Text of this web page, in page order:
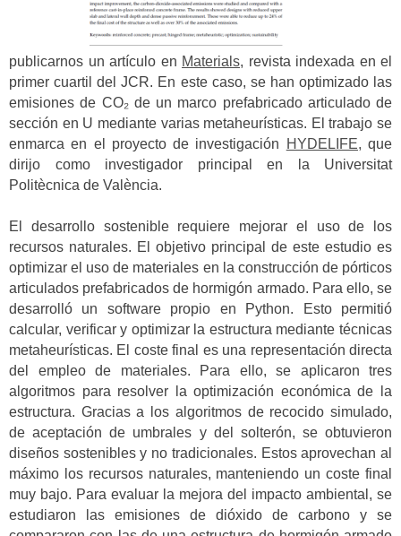
publicarnos un artículo en Materials, revista indexada en el
primer cuartil del JCR. En este caso, se han optimizado las
emisiones de CO₂ de un marco prefabricado articulado de
sección en U mediante varias metaheurísticas. El trabajo se
enmarca en el proyecto de investigación
HYDELIFE, que
dirijo como investigador principal en la Universitat
Politècnica de València.
El desarrollo sostenible requiere mejorar el uso de los
recursos naturales. El objetivo principal de este estudio es
optimizar el uso de materiales en la construcción de pórticos
articulados prefabricados de hormigón armado. Para ello, se
desarrolló un software propio en Python. Esto permitió
calcular, verificar y optimizar la estructura mediante técnicas
metaheurísticas. El coste final es una representación directa
del empleo de materiales. Para ello, se aplicaron tres
algoritmos para resolver la optimización económica de la
estructura. Gracias a los algoritmos de recocido simulado,
de aceptación de umbrales y del solterón, se obtuvieron
diseños sostenibles y no tradicionales. Estos aprovechan al
máximo los recursos naturales, manteniendo un coste final
muy bajo. Para evaluar la mejora del impacto ambiental, se
estudiaron las emisiones de dióxido de carbono y se